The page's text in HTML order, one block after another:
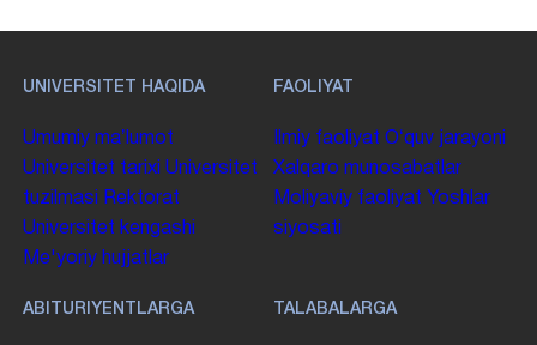
UNIVERSITET HAQIDA
Umumiy maʼlumot
Universitet tarixi Universitet
tuzilmasi Rektorat
Universitet kengashi
Me'yoriy hujjatlar
FAOLIYAT
Ilmiy faoliyat Oʻquv jarayoni
Xalqaro munosabatlar
Moliyaviy faoliyat Yoshlar
siyosati
ABITURIYENTLARGA TALABALARGA